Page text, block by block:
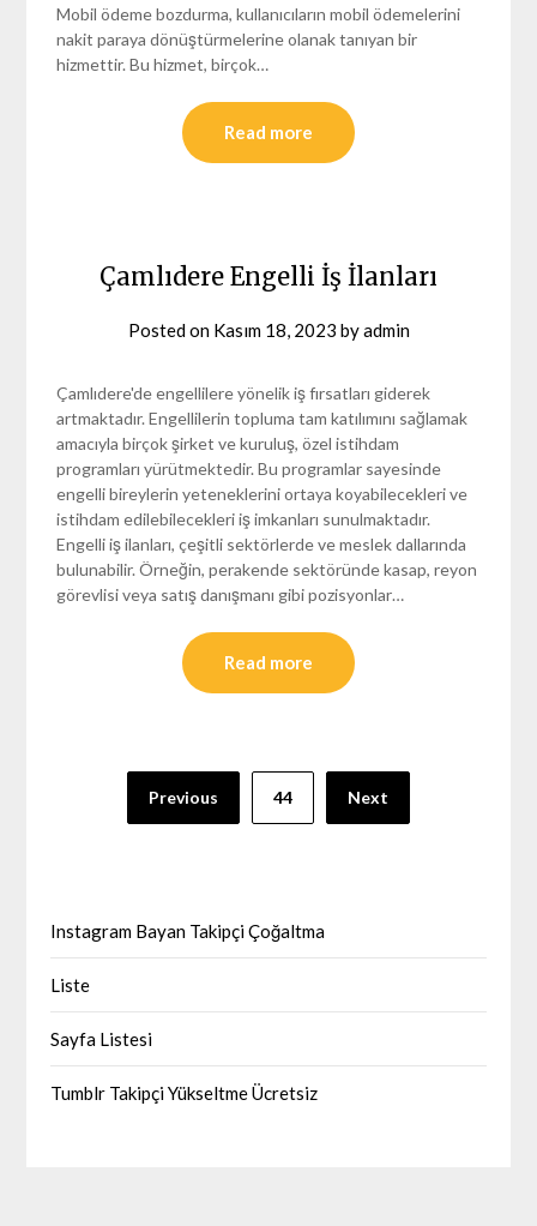
Mobil ödeme bozdurma, kullanıcıların mobil ödemelerini
nakit paraya dönüştürmelerine olanak tanıyan bir
hizmettir. Bu hizmet, birçok…
Read more
Çamlıdere Engelli İş İlanları
Posted on Kasım 18, 2023 byadmin
Çamlıdere'de engellilere yönelik iş fırsatları giderek
artmaktadır. Engellilerin topluma tam katılımını sağlamak
amacıyla birçok şirket ve kuruluş, özel istihdam
programları yürütmektedir. Bu programlar sayesinde
engelli bireylerin yeteneklerini ortaya koyabilecekleri ve
istihdam edilebilecekleri iş imkanları sunulmaktadır.
Engelli iş ilanları, çeşitli sektörlerde ve meslek dallarında
bulunabilir. Örneğin, perakende sektöründe kasap, reyon
görevlisi veya satış danışmanı gibi pozisyonlar…
Read more
sayfalaması
Previous 44 Next
Instagram Bayan Takipçi Çoğaltma
Liste
Sayfa Listesi
Tumblr Takipçi Yükseltme Ücretsiz